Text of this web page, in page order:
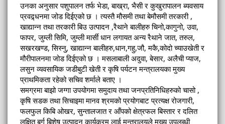
उनका अनुसार पशुपालन तर्फ भेडा, बाख्रा, भैसी र कुखुरापालन ब्यवसाय
प्रवद्र्धनमा जोड दिईएको छ । त्यस्तै मौसमी तथा बेमौसमी तरकारी ,
खाद्यान्न तथा तरकारी बिउ उत्पादन ,रैथाने बालीहरु चिनो,कागुनो, उवा,
फापर, जुम्ली सिमि, जुम्ली मार्सी धान लगायत अन्य रैथाने जात, तरुल,
सखरखण्ड, सिस्नु, खाद्यान्न बालीहरु,धान,गहु,जौ, मकै,कोदो च्याउखेती र
मौरीपालनमा जोड दिईएको छ । मसलाबाली अदुवा, बेसार, अलैची प्याज,
लसुन व्यवसायिक जडीबुटी खेती र कृषि पर्यटन मन्त्रालयका मुख्य
प्राथमिकता रहेको सचिव शर्माले बताए ।
समग्रमा बाझो जग्गा उपयोगमा समुदाय तथा जनप्रतिनिधिहरुको चासो ,
कृषि सडक तथा सिचाइमा मानव श्रमको प्रयोगबाट प्रत्यक्ष रोजगारी,
फलफुल किबि ओखर, सुन्तालजात र आँपको क्षेत्रफल बिस्तार र दलित
लक्षित बर्ग बिशेष उत्पादन कार्यक्रम लाई मन्त्रालयले मुख्य उपलब्धी